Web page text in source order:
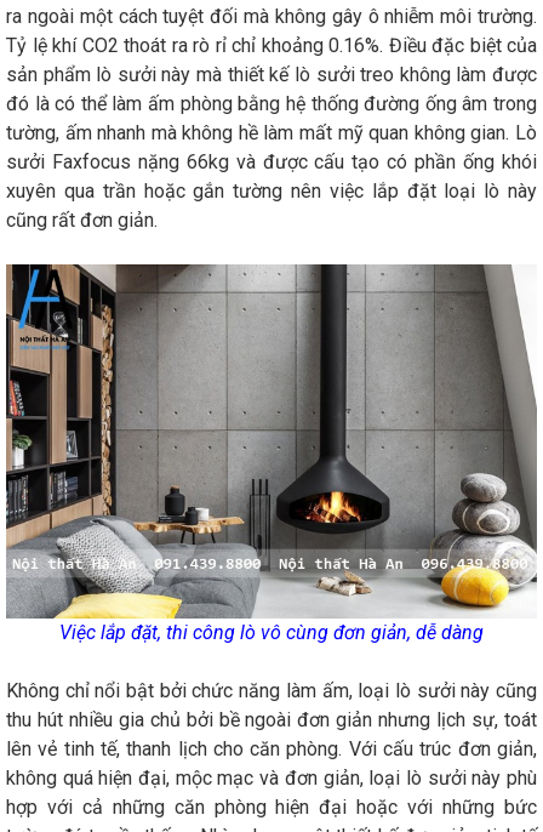
ra ngoài một cách tuyệt đối mà không gây ô nhiễm môi trường.
Tỷ lệ khí CO2 thoát ra rò rỉ chỉ khoảng 0.16%. Điều đặc biệt của
sản phẩm lò sưởi này mà thiết kế lò sưởi treo không làm được
đó là có thể làm ấm phòng bằng hệ thống đường ống âm trong
tường, ấm nhanh mà không hề làm mất mỹ quan không gian. Lò
sưởi Faxfocus nặng 66kg và được cấu tạo có phần ống khói
xuyên qua trần hoặc gắn tường nên việc lắp đặt loại lò này
cũng rất đơn giản.
Việc lắp đặt, thi công lò vô cùng đơn giản, dễ dàng
Không chỉ nổi bật bởi chức năng làm ấm, loại lò sưởi này cũng
thu hút nhiều gia chủ bởi bề ngoài đơn giản nhưng lịch sự, toát
lên vẻ tinh tế, thanh lịch cho căn phòng. Với cấu trúc đơn giản,
không quá hiện đại, mộc mạc và đơn giản, loại lò sưởi này phù
hợp với cả những căn phòng hiện đại hoặc với những bức